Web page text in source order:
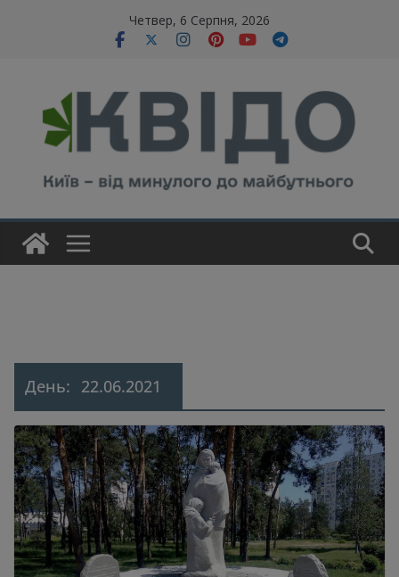
Четвер, 6 Серпня, 2026
День: 22.06.2021
modal-check